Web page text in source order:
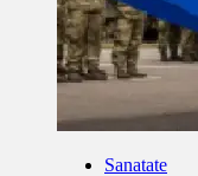
Sanatate